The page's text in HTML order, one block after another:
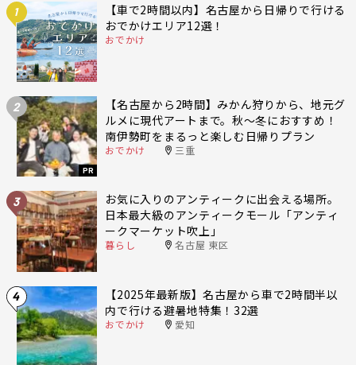
1
【車で2時間以内】名古屋から日帰りで行ける
おでかけエリア12選！
おでかけ
2
PR
【名古屋から2時間】みかん狩りから、地元グ
ルメに現代アートまで。秋〜冬におすすめ！
南伊勢町をまるっと楽しむ日帰りプラン
おでかけ 三重
3
お気に入りのアンティークに出会える場所。
日本最大級のアンティークモール「アンティ
ークマーケット吹上」
暮らし 名古屋 東区
4
【2025年最新版】名古屋から車で2時間半以
内で行ける避暑地特集！32選
おでかけ 愛知